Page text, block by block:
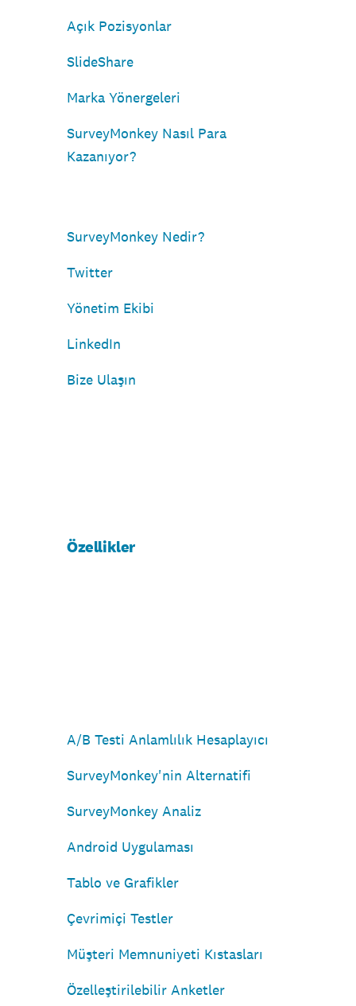
Açık Pozisyonlar
SlideShare
Marka Yönergeleri
SurveyMonkey Nasıl Para
Kazanıyor?
SurveyMonkey Nedir?
Twitter
Yönetim Ekibi
LinkedIn
Bize Ulaşın
Özellikler
A/B Testi Anlamlılık Hesaplayıcı
SurveyMonkey'nin Alternatifi
SurveyMonkey Analiz
Android Uygulaması
Tablo ve Grafikler
Çevrimiçi Testler
Müşteri Memnuniyeti Kıstasları
Özelleştirilebilir Anketler